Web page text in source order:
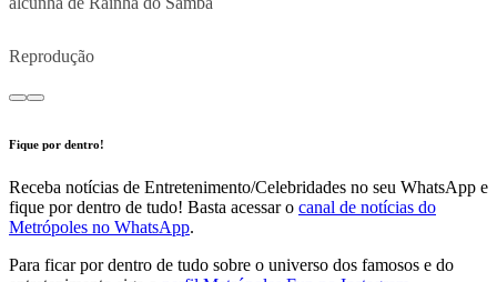
Reprodução
Fique por dentro!
Receba notícias de Entretenimento/Celebridades no seu WhatsApp e
fique por dentro de tudo! Basta acessar o canal de notícias do
Metrópoles no WhatsApp.
Para ficar por dentro de tudo sobre o universo dos famosos e do